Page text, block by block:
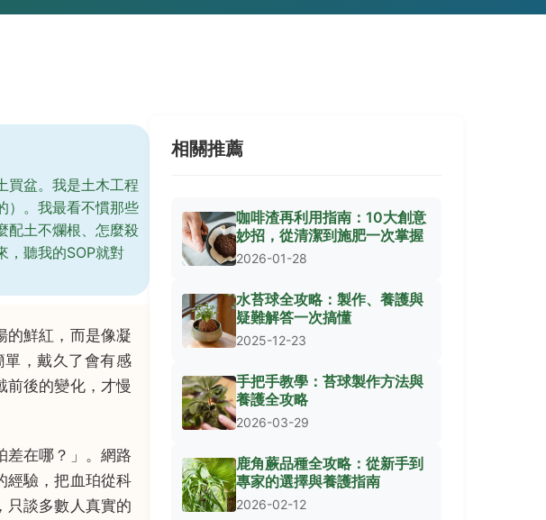
買盆。我是土木工程
）。我最看不慣那些
配土不爛根、怎麼殺
，聽我的SOP就對
的鮮紅，而是像凝
，戴久了會有感
前後的變化，才慢
差在哪？」。網路
經驗，把血珀從科
只談多數人真實的
相關推薦
咖啡渣再利用指南：10大創意
妙招，從清潔到施肥一次掌握
2026-01-28
水苔球全攻略：製作、養護與
疑難解答一次搞懂
2025-12-23
手把手教學：苔球製作方法與
養護全攻略
2026-03-29
鹿角蕨品種全攻略：從新手到
專家的選擇與養護指南
2026-02-12